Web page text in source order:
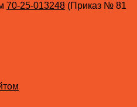
70-25-013248 (Приказ № 81